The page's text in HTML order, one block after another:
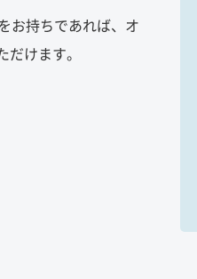
お持ちであれば、オ
だけます。